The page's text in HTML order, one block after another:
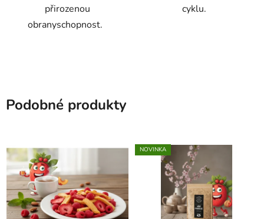
přirozenou
obranyschopnost.
cyklu.
Podobné produkty
NOVINKA